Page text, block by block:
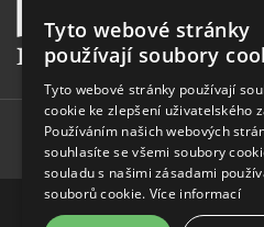
HOME O HOTELU POKOJE
NABÍDKY
Copyright © 2007-2026
Tyto webové stránky
používají soubory
Tyto webové stránky používají
cookie ke zlepšení uživatelského
Používáním našich webových
souhlasíte se všemi soubory
souladu s našimi zásadami
souborů cookie. Více informací